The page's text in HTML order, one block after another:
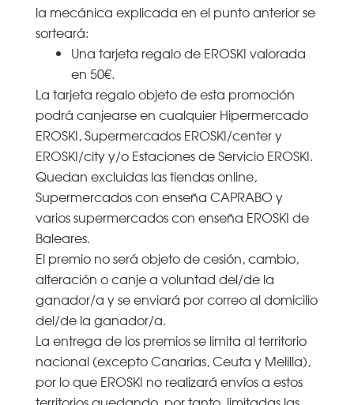
la mecánica explicada en el punto anterior se
sorteará:
Una tarjeta regalo de EROSKI valorada
en 50€.
La tarjeta regalo objeto de esta promoción
podrá canjearse en cualquier Hipermercado
EROSKI, Supermercados EROSKI/center y
EROSKI/city y/o Estaciones de Servicio EROSKI.
Quedan excluidas las tiendas online,
Supermercados con enseña CAPRABO y
varios supermercados con enseña EROSKI de
Baleares.
El premio no será objeto de cesión, cambio,
alteración o canje a voluntad del/de la
ganador/a y se enviará por correo al domicilio
del/de la ganador/a.
La entrega de los premios se limita al territorio
nacional (excepto Canarias, Ceuta y Melilla),
por lo que EROSKI no realizará envíos a estos